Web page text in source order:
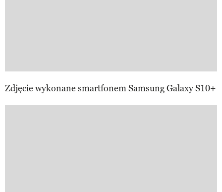
Zdjęcie wykonane smartfonem Samsung Galaxy S10+